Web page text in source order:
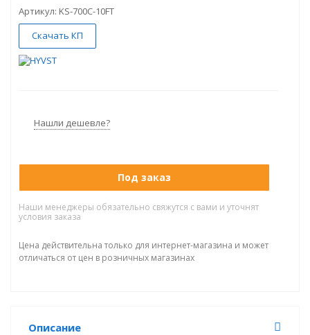
Артикул: KS-700C-10FT
Скачать КП
Нашли дешевле?
Под заказ
Наши менеджеры обязательно свяжутся с вами и уточнят
условия заказа
Цена действительна только для интернет-магазина и может
отличаться от цен в розничных магазинах
Описание